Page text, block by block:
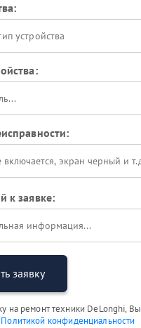
устройства
к заявке:
заявку
на ремонт техники DeLonghi, Вы
Политикой конфиденциальности